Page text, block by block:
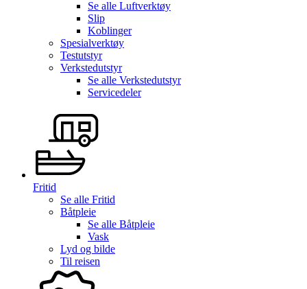
Se alle Luftverktøy
Slip
Koblinger
Spesialverktøy
Testutstyr
Verkstedutstyr
Se alle Verkstedutstyr
Servicedeler
Fritid
Se alle Fritid
Båtpleie
Se alle Båtpleie
Vask
Lyd og bilde
Til reisen